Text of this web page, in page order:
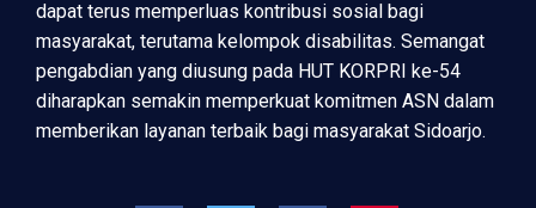
dapat terus memperluas kontribusi sosial bagi
masyarakat, terutama kelompok disabilitas. Semangat
pengabdian yang diusung pada HUT KORPRI ke-54
diharapkan semakin memperkuat komitmen ASN dalam
memberikan layanan terbaik bagi masyarakat Sidoarjo.